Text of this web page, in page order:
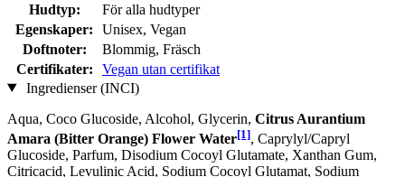
Hudtyp:
För alla hudtyper
Egenskaper:
Unisex, Vegan
Doftnoter:
Blommig, Fräsch
Certifikater:
Vegan utan certifikat
Ingredienser (INCI)
Aqua, Coco Glucoside, Alcohol, Glycerin, Citrus Aurantium
Amara (Bitter Orange) Flower Water[1], Caprylyl/Capryl
Glucoside, Parfum, Disodium Cocoyl Glutamate, Xanthan Gum,
Citricacid, Levulinic Acid, Sodium Cocoyl Glutamat, Sodium